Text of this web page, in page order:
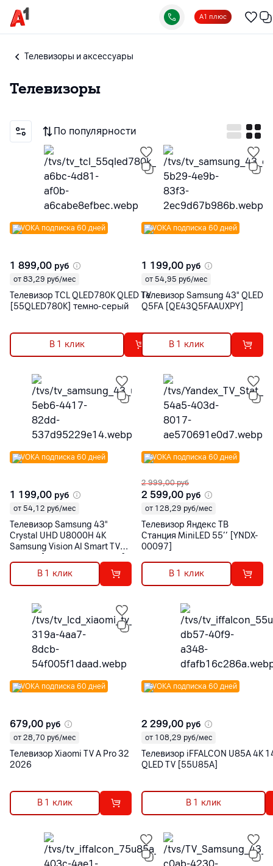
А1 плюс
Телевизоры и аксессуары
Телевизоры
По популярности
VOKA подписка 60 дней
1 899,00 руб
от 83,29 руб/мес
Телевизор TCL QLED780K QLED TV
[55QLED780K] темно-серый
В 1 клик
VOKA подписка 60 дней
1 199,00 руб
от 54,95 руб/мес
Телевизор Samsung 43" QLED
Q5FA [QE43Q5FAAUXPY]
В 1 клик
VOKA подписка 60 дней
1 199,00 руб
от 54,12 руб/мес
Телевизор Samsung 43"
Crystal UHD U8000H 4K
Samsung Vision AI Smart TV
В 1 клик
VOKA подписка 60 дней
2 999,00 руб
2 599,00 руб
от 128,29 руб/мес
Телевизор Яндекс ТВ
Станция MiniLED 55’’ [YNDX-
00097]
В 1 клик
VOKA подписка 60 дней
679,00 руб
от 28,70 руб/мес
Телевизор Xiaomi TV A Pro 32
2026
В 1 клик
VOKA подписка 60 дней
2 299,00 руб
от 108,29 руб/мес
Телевизор iFFALCON U85A 4K
QLED TV [55U85A]
В 1 клик